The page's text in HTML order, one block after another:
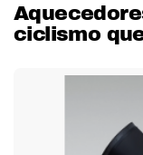
ciclismo